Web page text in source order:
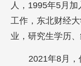
人，1995年5月
工作，东北财经
业，研究生学历、
2021年8月，